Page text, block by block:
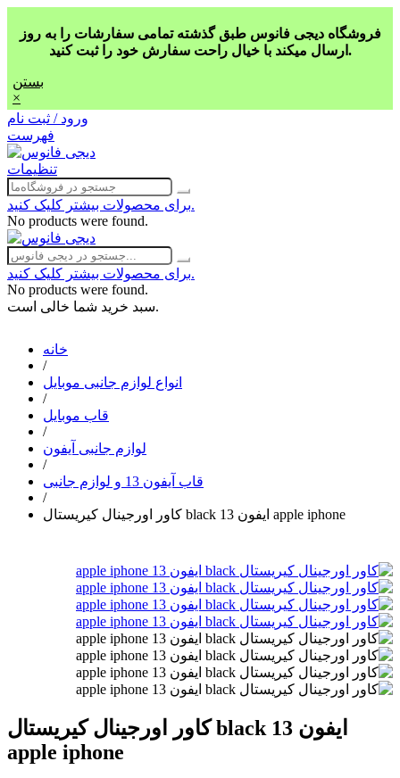
فروشگاه دیجی فانوس طبق گذشته تمامی سفارشات را به روز
ارسال میکند با خیال راحت سفارش خود را ثبت کنید.
بستن
×
ورود / ثبت نام
فهرست
تنظیمات
برای محصولات بیشتر کلیک کنید.
No products were found.
برای محصولات بیشتر کلیک کنید.
No products were found.
سبد خرید شما خالی است.
خانه
/
انواع لوازم جانبی موبایل
/
قاب موبایل
/
لوازم جانبی آیفون
/
قاب آیفون 13 و لوازم جانبی
/
کاور اورجینال کیریستال black ایفون 13 apple iphone
کاور اورجینال کیریستال black ایفون 13
apple iphone